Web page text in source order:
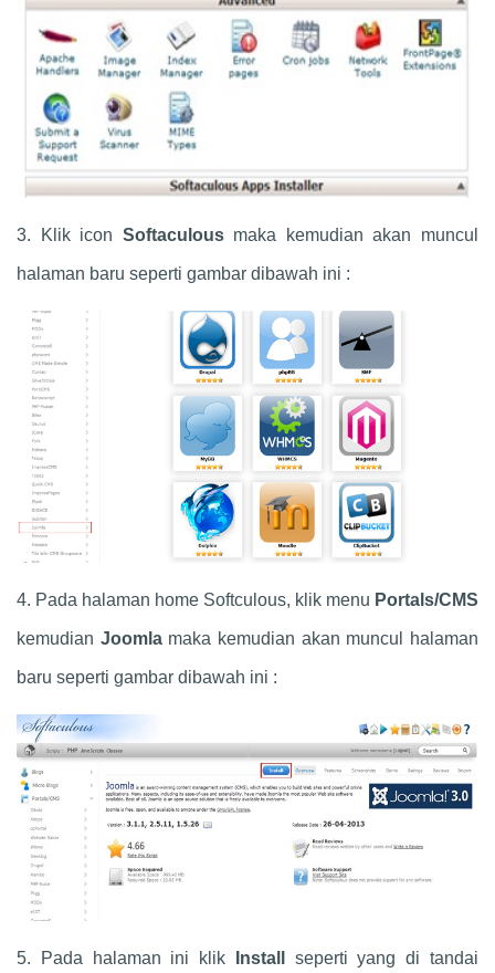
3. Klik icon Softaculousmaka kemudian akan muncul
halaman baru seperti gambar dibawah ini :
4. Pada halaman home Softculous, klik menu Portals/CMS
kemudian Joomlamaka kemudian akan muncul halaman
baru seperti gambar dibawah ini :
5. Pada halaman ini klik Install seperti yang di tandai